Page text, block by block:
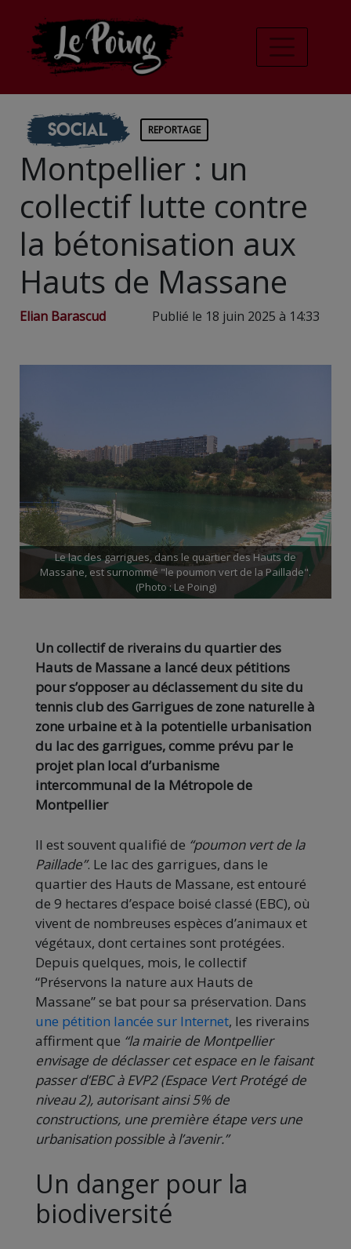
Social REPORTAGE
Montpellier : un
collectif lutte contre
la bétonisation aux
Hauts de Massane
Elian Barascud Publié le 18 juin 2025 à 14:33
Le lac des garrigues, dans le quartier des Hauts de
Massane, est surnommé "le poumon vert de la Paillade".
(Photo : Le Poing)
Un collectif de riverains du quartier des
Hauts de Massane a lancé deux pétitions
pour s’opposer au déclassement du site du
tennis club des Garrigues de zone naturelle à
zone urbaine et à la potentielle urbanisation
du lac des garrigues, comme prévu par le
projet plan local d’urbanisme
intercommunal de la Métropole de
Montpellier
Il est souvent qualifié de “poumon vert de la
Paillade”. Le lac des garrigues, dans le
quartier des Hauts de Massane, est entouré
de 9 hectares d’espace boisé classé (EBC), où
vivent de nombreuses espèces d’animaux et
végétaux, dont certaines sont protégées.
Depuis quelques, mois, le collectif
“Préservons la nature aux Hauts de
Massane” se bat pour sa préservation. Dans
une pétition lancée sur Internet, les riverains
affirment que “la mairie de Montpellier
envisage de déclasser cet espace en le faisant
passer d’EBC à EVP2 (Espace Vert Protégé de
niveau 2), autorisant ainsi 5% de
constructions, une première étape vers une
urbanisation possible à l’avenir.”
Un danger pour la
biodiversité